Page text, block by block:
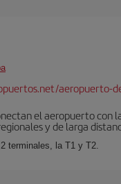
aeropuerto-
el aeropuerto con
y de larga
terminales, la T1 y T2.